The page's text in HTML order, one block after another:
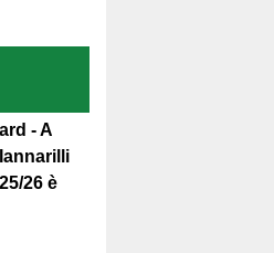
- A
26 è